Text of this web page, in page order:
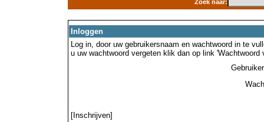
Zoek naar:
Inloggen
Log in, door uw gebruikersnaam en wachtwoord in te
u uw wachtwoord vergeten klik dan op link 'Wachtwoord
[Inschrijven]